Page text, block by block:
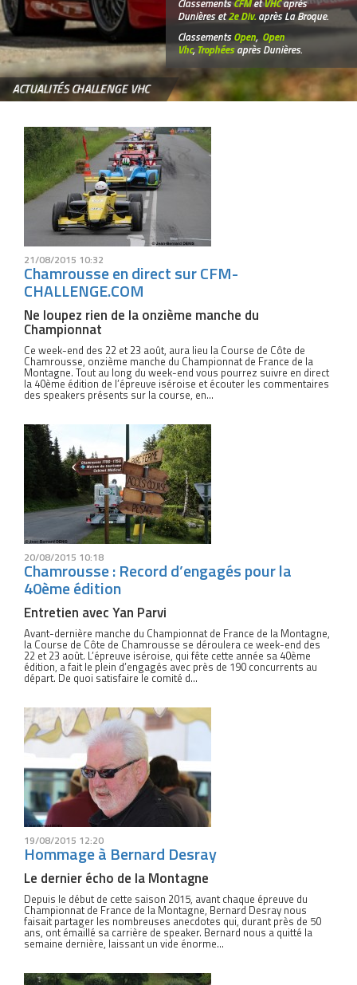
ClassementsCFMetVHCaprès
Dunières et2e Div.après La Broque.
ClassementsOpen, Open
Vhc, Trophéesaprès Dunières.
ACTUALITÉS CHALLENGE VHC
21/08/2015 10:32
Chamrousse en direct sur CFM-
CHALLENGE.COM
Ne loupez rien de la onzième manche du
Championnat
Ce week-end des 22 et 23 août, aura lieu la Course de Côte de
Chamrousse, onzième manche du Championnat de France de la
Montagne. Tout au long du week-end vous pourrez suivre en direct
la 40ème édition de l’épreuve iséroise et écouter les commentaires
des speakers présents sur la course, en...
20/08/2015 10:18
Chamrousse : Record d’engagés pour la
40ème édition
Entretien avec Yan Parvi
Avant-dernière manche du Championnat de France de la Montagne,
la Course de Côte de Chamrousse se déroulera ce week-end des
22 et 23 août. L’épreuve iséroise, qui fête cette année sa 40ème
édition, a fait le plein d’engagés avec près de 190 concurrents au
départ. De quoi satisfaire le comité d...
19/08/2015 12:20
Hommage à Bernard Desray
Le dernier écho de la Montagne
Depuis le début de cette saison 2015, avant chaque épreuve du
Championnat de France de la Montagne, Bernard Desray nous
faisait partager les nombreuses anecdotes qui, durant près de 50
ans, ont émaillé sa carrière de speaker. Bernard nous a quitté la
semaine dernière, laissant un vide énorme...